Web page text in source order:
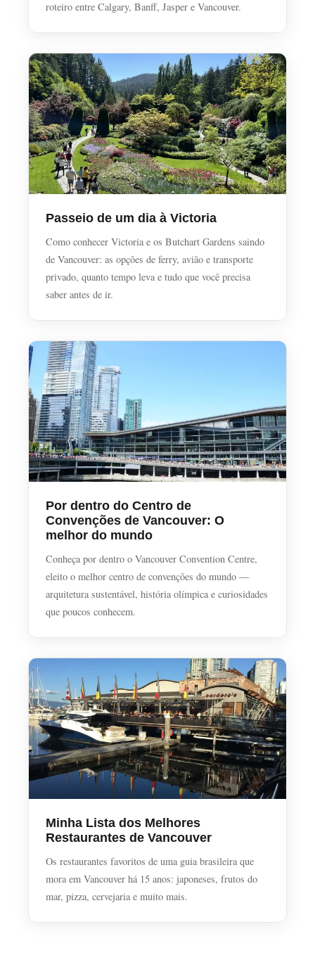
roteiro entre Calgary, Banff, Jasper e Vancouver.
Passeio de um dia à Victoria
Como conhecer Victoria e os Butchart Gardens saindo
de Vancouver: as opções de ferry, avião e transporte
privado, quanto tempo leva e tudo que você precisa
saber antes de ir.
Por dentro do Centro de
Convenções de Vancouver: O
melhor do mundo
Conheça por dentro o Vancouver Convention Centre,
eleito o melhor centro de convenções do mundo —
arquitetura sustentável, história olímpica e curiosidades
que poucos conhecem.
Minha Lista dos Melhores
Restaurantes de Vancouver
Os restaurantes favoritos de uma guia brasileira que
mora em Vancouver há 15 anos: japoneses, frutos do
mar, pizza, cervejaria e muito mais.